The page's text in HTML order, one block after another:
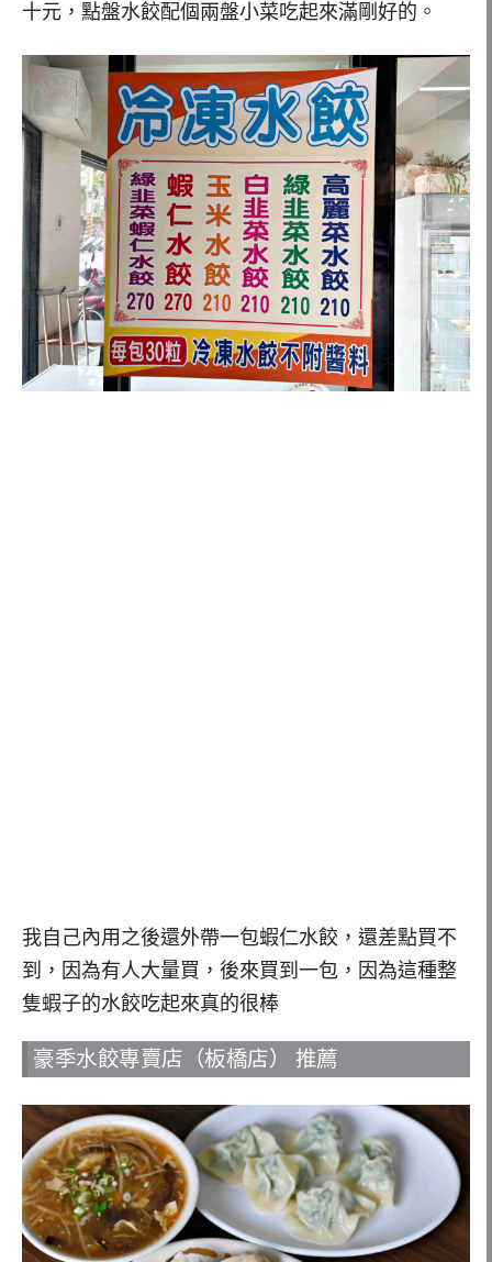
十元，點盤水餃配個兩盤小菜吃起來滿剛好的。
我自己內用之後還外帶一包蝦仁水餃，還差點買不
到，因為有人大量買，後來買到一包，因為這種整
隻蝦子的水餃吃起來真的很棒
豪季水餃專賣店（板橋店） 推薦